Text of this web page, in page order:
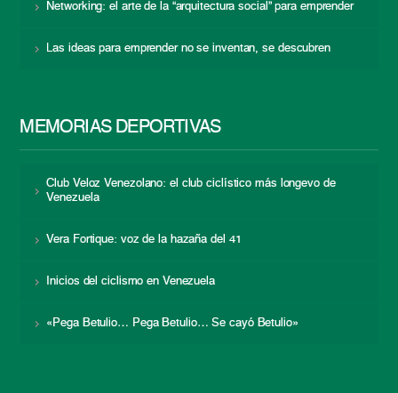
Networking: el arte de la “arquitectura social” para emprender
Las ideas para emprender no se inventan, se descubren
MEMORIAS DEPORTIVAS
Club Veloz Venezolano: el club ciclístico más longevo de
Venezuela
Vera Fortique: voz de la hazaña del 41
Inicios del ciclismo en Venezuela
«Pega Betulio… Pega Betulio… Se cayó Betulio»